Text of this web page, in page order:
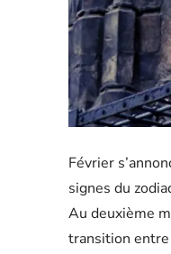
Février
signes du
Au deuxième
transition